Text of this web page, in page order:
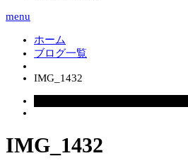
menu
ホーム
ブログ一覧
IMG_1432
IMG_1432